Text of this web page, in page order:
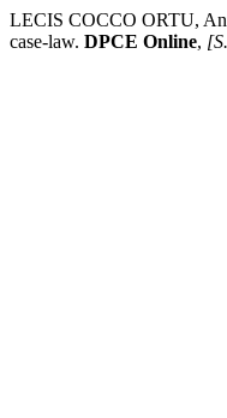
LECIS COCCO ORTU,
case-law. DPCE Online,